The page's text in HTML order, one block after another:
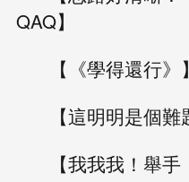
QAQ】
【《學得還行》】
【這明明是個難
【我我我！舉